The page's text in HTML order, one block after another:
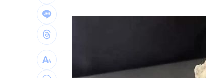
男駕車至議員服務處嗆開槍 台中
新／Sandisk挫5%！台指期翻紅